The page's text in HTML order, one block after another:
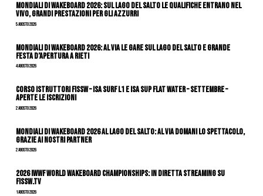
Mondiali di Wakeboard 2026: sul Lago del Salto le qualifiche entrano nel
vivo, grandi prestazioni per gli azzurri
5 Agosto 2026
Mondiali di Wakeboard 2026: al via le gare sul Lago del Salto e grande
festa d’apertura a Rieti
4 Agosto 2026
CORSO ISTRUTTORI FISSW – ISA SURF L1 e ISA SUP Flat Water – SETTEMBRE –
APERTE LE ISCRIZIONI
2 Agosto 2026
Mondiali di Wakeboard 2026 al Lago del Salto: al via domani lo spettacolo,
grazie ai nostri Partner
2 Agosto 2026
2026 IWWF WORLD WAKEBOARD CHAMPIONSHIPS: IN DIRETTA STREAMING SU
FISSW.TV
1 Agosto 2026